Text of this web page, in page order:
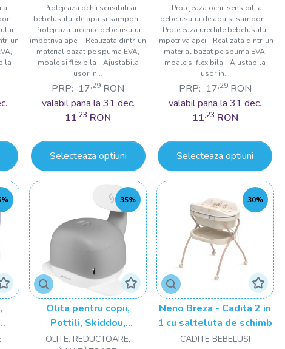
ai
-
un
- Protejeaza ochii sensibili ai
bebelusului de apa si sampon -
Protejeaza urechile bebelusului
impotriva apei - Realizata dintr-un
material bazat pe spuma EVA,
moale si flexibila - Ajustabila
usor in...
PRP: 17,29 RON
valabil pana la 31 dec.
11,23 RON
Selecteaza optiuni
- Protejeaza ochii sensibili ai
bebelusului de apa si sampon -
Protejeaza urechile bebelusului
impotriva apei - Realizata dintr-un
material bazat pe spuma EVA,
moale si flexibila - Ajustabila
usor in...
PRP: 17,29 RON
valabil pana la 31 dec.
11,23 RON
Selecteaza optiuni
35%
Olita pentru copii,
Pottili, Skiddou,
balenuta, cu capac,
OLITE, REDUCTOARE,
30%
Neno Breza - Cadita 2 in
1 cu salteluta de schimb
CADITE BEBELUSI